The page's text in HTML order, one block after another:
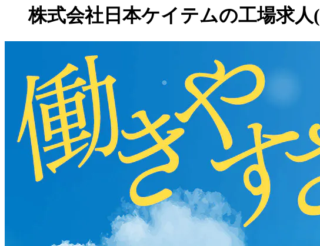
株式会社日本ケイテムの工場求人